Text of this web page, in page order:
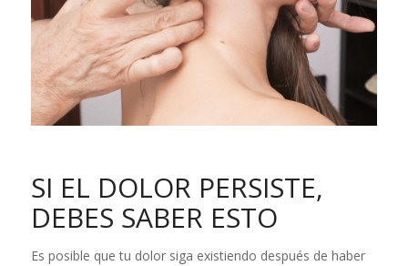
SI EL DOLOR PERSISTE,
DEBES SABER ESTO
Es posible que tu dolor siga existiendo después de haber